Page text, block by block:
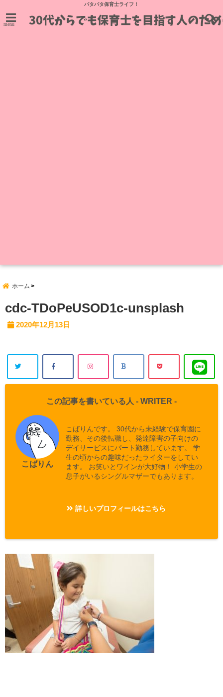
バタバタ保育士ライフ！
menu
ホーム
cdc-TDoPeUSOD1c-unsplash
2020年12月13日
この記事を書いている人 - WRITER -
こばりん
こばりんです。 30代から未経験で保育園に
勤務、その後転職し、発達障害の子向けの
デイサービスにパート勤務しています。 学
生の頃からの趣味だったライターをしてい
ます。 お笑いとワインが大好物！ 小学生の
息子がいるシングルマザーでもあります。
詳しいプロフィールはこちら